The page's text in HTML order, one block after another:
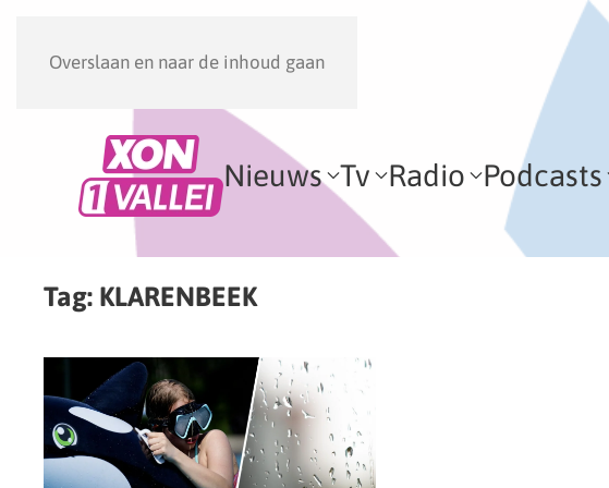
Overslaan en naar de inhoud gaan
Nieuws Tv Radio Podcasts
Tag: KLARENBEEK